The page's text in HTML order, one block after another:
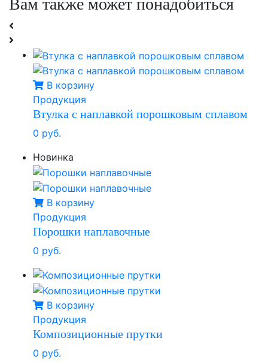
Вам также может понадобиться
В корзину
Продукция
Втулка с наплавкой порошковым сплавом
0 руб.
Новинка
В корзину
Продукция
Порошки наплавочные
0 руб.
В корзину
Продукция
Композиционные прутки
0 руб.